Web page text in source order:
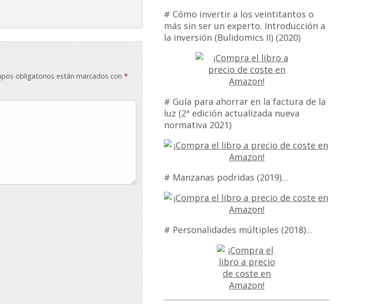
obligatorios están marcados con*
# Cómo invertir a los veintitantos o
más sin ser un experto. Introducción a
la inversión (Bulidomics II) (2020)
# Guía para ahorrar en la factura de la
luz (2ª edición actualizada nueva
normativa 2021)
# Manzanas podridas (2019)…
# Personalidades múltiples (2018)…